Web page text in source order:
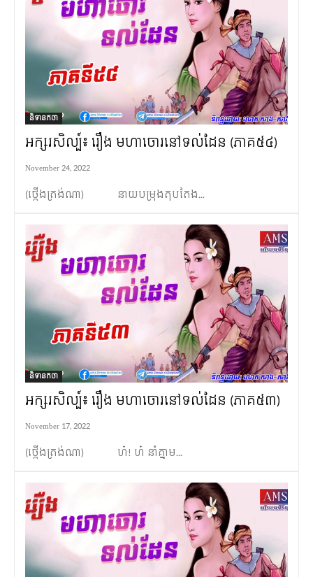
និទានកថា
អក្សរសិល្ប៍៖ រឿង មហាចោរនៅទល់ដែន (ភាគ៥៤)
November 24, 2022
(ថ្កើងត្រង់ណា) នាយបម្រុងតុបតែង...
និទានកថា
អក្សរសិល្ប៍៖ រឿង មហាចោរនៅទល់ដែន (ភាគ៥៣)
November 17, 2022
(ថ្កើងត្រង់ណា) ហ៎! ហ៎ នាំគ្នាម...